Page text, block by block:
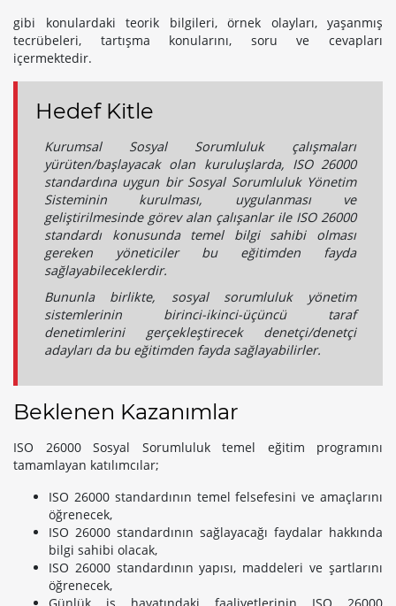
gibi konulardaki teorik bilgileri, örnek olayları, yaşanmış
tecrübeleri, tartışma konularını, soru ve cevapları
içermektedir.
Hedef Kitle
Kurumsal Sosyal Sorumluluk çalışmaları
yürüten/başlayacak olan kuruluşlarda, ISO 26000
standardına uygun bir Sosyal Sorumluluk Yönetim
Sisteminin kurulması, uygulanması ve
geliştirilmesinde görev alan çalışanlar ile ISO 26000
standardı konusunda temel bilgi sahibi olması
gereken yöneticiler bu eğitimden fayda
sağlayabileceklerdir.
Bununla birlikte, sosyal sorumluluk yönetim
sistemlerinin birinci-ikinci-üçüncü taraf
denetimlerini gerçekleştirecek denetçi/denetçi
adayları da bu eğitimden fayda sağlayabilirler.
Beklenen Kazanımlar
ISO 26000 Sosyal Sorumluluk temel eğitim programını
tamamlayan katılımcılar;
ISO 26000 standardının temel felsefesini ve amaçlarını
öğrenecek,
ISO 26000 standardının sağlayacağı faydalar hakkında
bilgi sahibi olacak,
ISO 26000 standardının yapısı, maddeleri ve şartlarını
öğrenecek,